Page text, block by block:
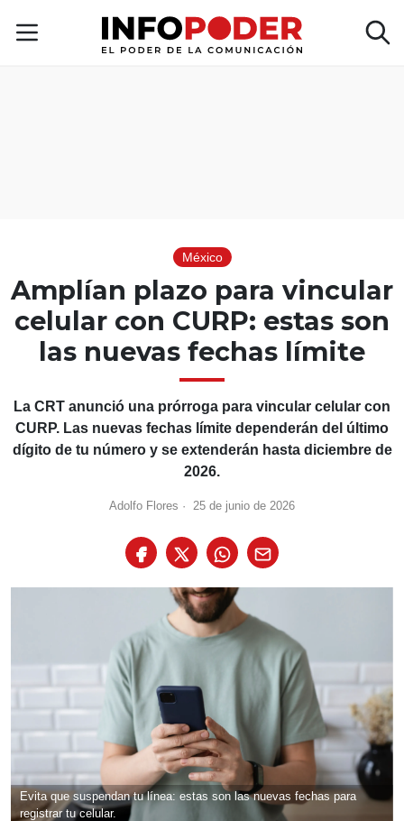
México
Amplían plazo para vincular
celular con CURP: estas son
las nuevas fechas límite
La CRT anunció una prórroga para vincular celular con
CURP. Las nuevas fechas límite dependerán del último
dígito de tu número y se extenderán hasta diciembre de
2026.
Adolfo Flores · 25 de junio de 2026
Evita que suspendan tu línea: estas son las nuevas fechas para
registrar tu celular.